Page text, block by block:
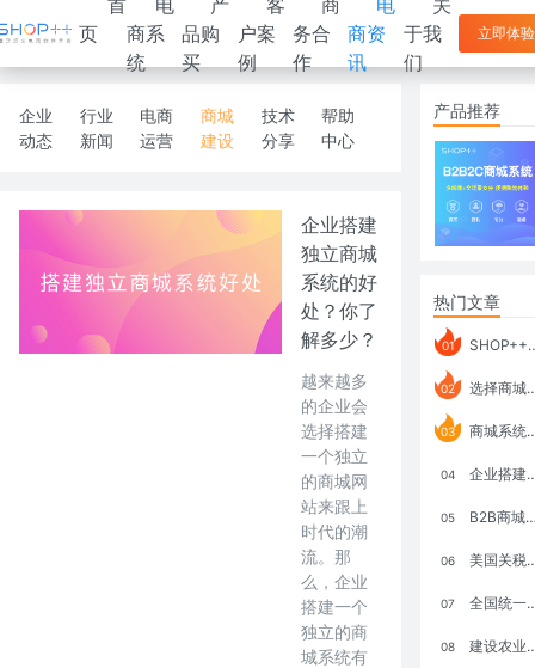
首
页
电
商系
统
产
品购
买
客
户案
例
商
务合
作
电
商资
讯
关
于我
们
立即体验
企业
动态
行业
新闻
电商
运营
商城
建设
技术
分享
帮助
中心
企业搭建
独立商城
系统的好
处？你了
解多少？
越来越多
的企业会
选择搭建
一个独立
的商城网
站来跟上
时代的潮
流。那
么，企业
搭建一个
独立的商
城系统有
产品推荐
热门文章
01 SHOP++ B2B2C V9.1 全新发布 新亮点
02 选择商城系统要考虑哪些问题？
03 商城系统如何打通跨境电商模式？
04 企业搭建积分商城系统要注意什么？
05 B2B商城系统搭建：开发语言、功能、优势分析
06 美国关税政策冲击全球电商格局：五大类平台受重创，转型与自救成关键
07 全国统一大市场：电商如何掘金新蓝海？
08 建设农业强国，网上商城来助力！